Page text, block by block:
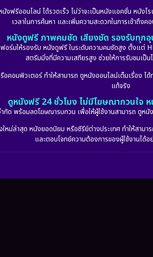
งฟรีออนไลน์ ได้รวดเร็ว ไม่ว่าจะเป็นหนังแอคชั่น ห
เวลาในการค้นหา และเพิ่มความสะดวกในการเข้าถึง
หนังดูฟรี ภาพคมชัด เสียงชัด รองรับทุก
มให้รองรับ หนังดูฟรี ในระดับความคมชัดสูง ตั้งแต่
สตรีมมิ่งที่มีความเสถียรสูง ช่วยให้การรับชมเป็น
อมพิวเตอร์ ทำให้สามารถ ดูหนังออนไลน์เต็มเรื่อง
แท้จริง
ดูหนังฟรี 24 ชั่วโมง ไม่มีโฆษณากวนใจ
พร้อมลดโฆษณารบกวน เพื่อให้ผู้ใช้งานสามารถ ดูหนั
ม่ล่าสุด หนังยอดนิยม หรือซีรีย์ต่างประเทศ ทำให้สาม
และตอบโจทย์ความต้องการของผู้ใช้งานได้อ